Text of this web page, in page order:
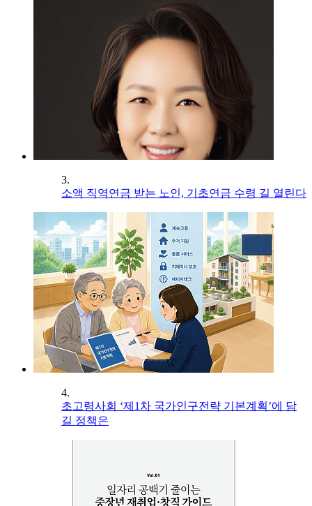
3.
소액 직역연금 받는 노인, 기초연금 수령 길 열린다
4.
초고령사회 ‘제1차 국가인구전략 기본계획’에 담
길 정책은